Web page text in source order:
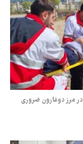
در مرز دوغارون ضروری